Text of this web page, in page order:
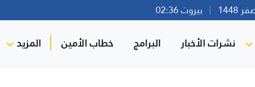
بيروت 02:36
نشرات الأخبار البرامج خطاب الأمين المزيد